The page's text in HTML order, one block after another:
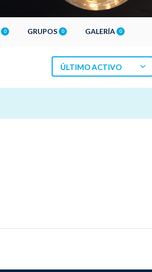
0 GRUPOS 0 GALERÍA 0
ÚLTIMO ACTIVO